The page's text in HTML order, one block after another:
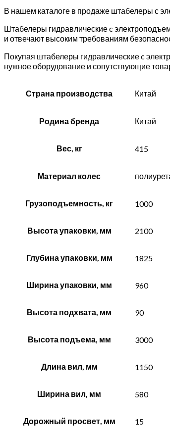
XILIN
CDD10B-
E
В нашем каталоге в продаже штабелеры с
Штабелеры гидравлические c
и отвечают высоким требованиям
Покупая штабелеры гидравлические c
нужное оборудование и сопутствующие
Страна производства Китай
Родина бренда Китай
Вес, кг 415
Материал колес
Грузоподъемность, кг 1000
Высота упаковки, мм 2100
Глубина упаковки, мм 1825
Ширина упаковки, мм 960
Высота подхвата, мм 90
Высота подъема, мм 3000
Длина вил, мм 1150
Ширина вил, мм 580
Дорожный просвет, мм 15